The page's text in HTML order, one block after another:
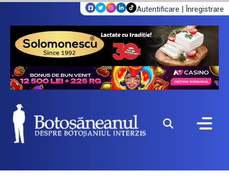
Autentificare | Înregistrare